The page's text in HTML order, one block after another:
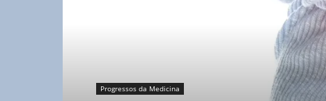
Progressos da Medicina